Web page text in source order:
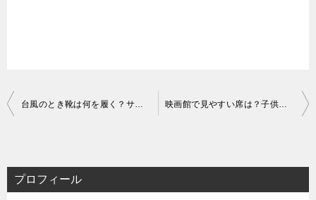
投
ビ
ゲ
プロフィール